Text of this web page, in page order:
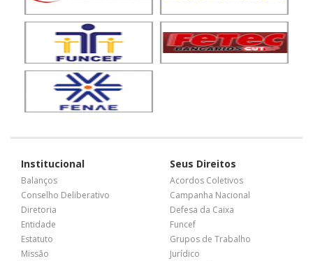
Institucional
Balanços
Conselho Deliberativo
Diretoria
Entidade
Estatuto
Missão
Seus Direitos
Acordos Coletivos
Campanha Nacional
Defesa da Caixa
Funcef
Grupos de Trabalho
Jurídico